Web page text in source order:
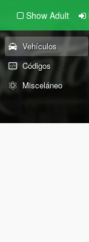
Show Adult
Vehículos
Códigos
Misceláneo